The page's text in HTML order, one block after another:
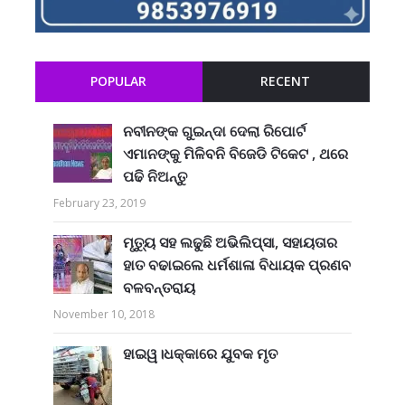
POPULAR RECENT
ନବୀନଙ୍କ ଗୁଇନ୍ଦା ଦେଲା ରିପୋର୍ଟ
ଏମାନଙ୍କୁ ମିଳିବନି ବିଜେଡି ଟିକେଟ , ଥରେ
ପଢି ନିଅନ୍ତୁ
February 23, 2019
ମୃତ୍ୟୁ ସହ ଲଢୁଛି ଅଭିଲିପ୍ସା, ସହାୟତାର
ହାତ ବଢାଇଲେ ଧର୍ମଶାଳା ବିଧାୟକ ପ୍ରଣବ
ବଳବନ୍ତରାୟ
November 10, 2018
ହାଇୱ।ଧକ୍କାରେ ଯୁବକ ମୃତ